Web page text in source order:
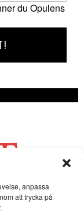
anpassa
att trycka på
du Opulens